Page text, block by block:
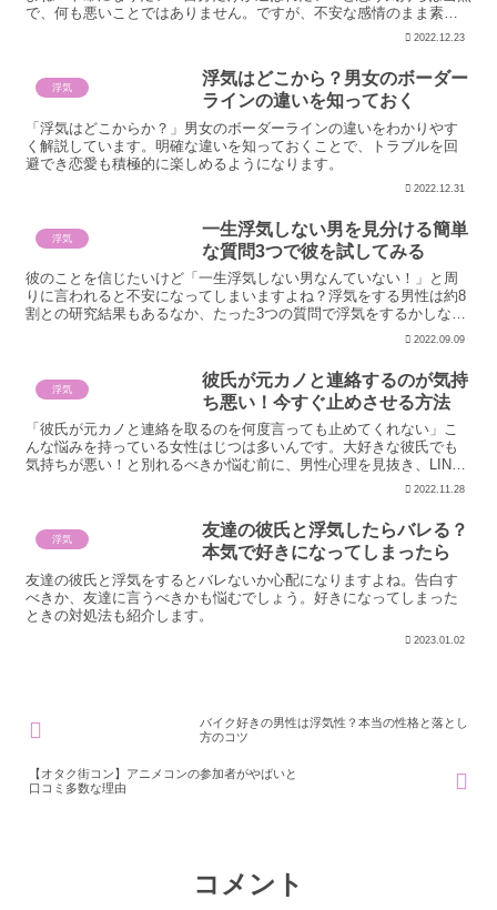
で、何も悪いことではありません。ですが、不安な感情のまま素直
に行動するのがよいわけでもないのです。男性は信頼できる...2022.12.23
浮気
浮気はどこから？男女のボーダー
ラインの違いを知っておく
「浮気はどこからか？」男女のボーダーラインの違いをわかりやす
く解説しています。明確な違いを知っておくことで、トラブルを回
避でき恋愛も積極的に楽しめるようになります。
2022.12.31
浮気
一生浮気しない男を見分ける簡単
な質問3つで彼を試してみる
彼のことを信じたいけど「一生浮気しない男なんていない！」と周
りに言われると不安になってしまいますよね？浮気をする男性は約8
割との研究結果もあるなか、たった3つの質問で浮気をするかしない
か見分ける方法があるんです。本当に当たるので、彼の本性を見極
2022.09.09
浮気
彼氏が元カノと連絡するのが気持
ち悪い！今すぐ止めさせる方法
「彼氏が元カノと連絡を取るのを何度言っても止めてくれない」こ
んな悩みを持っている女性はじつは多いんです。大好きな彼氏でも
気持ちが悪い！と別れるべきか悩む前に、男性心理を見抜き、LINE
2022.11.28
浮気
友達の彼氏と浮気したらバレる？
本気で好きになってしまったら
友達の彼氏と浮気をするとバレないか心配になりますよね。告白す
べきか、友達に言うべきかも悩むでしょう。好きになってしまった
ときの対処法も紹介します。
2023.01.02
バイク好きの男性は浮気性？本当の性格と落とし
方のコツ
【オタク街コン】アニメコンの参加者がやばいと
口コミ多数な理由
コメント